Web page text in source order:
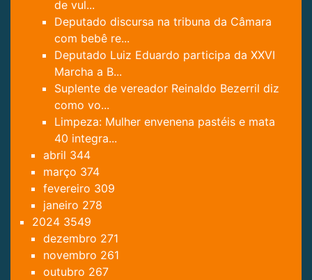
de vul...
Deputado discursa na tribuna da Câmara
com bebê re...
Deputado Luiz Eduardo participa da XXVI
Marcha a B...
Suplente de vereador Reinaldo Bezerril diz
como vo...
Limpeza: Mulher envenena pastéis e mata
40 integra...
abril 344
março 374
fevereiro 309
janeiro 278
2024 3549
dezembro 271
novembro 261
outubro 267